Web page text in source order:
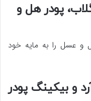
پودر هل و
و عسل را به مایه خود
و بیکینگ پودر